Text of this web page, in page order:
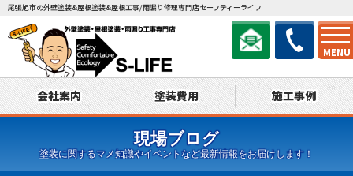
MENU
尾張旭市の外壁塗装&屋根塗装&屋根工事/雨漏り修理専門店セーフティーライフ
会社案内 塗装費用 施工事例
現場ブログ
塗装に関するマメ知識やイベントなど最新情報をお届けします！